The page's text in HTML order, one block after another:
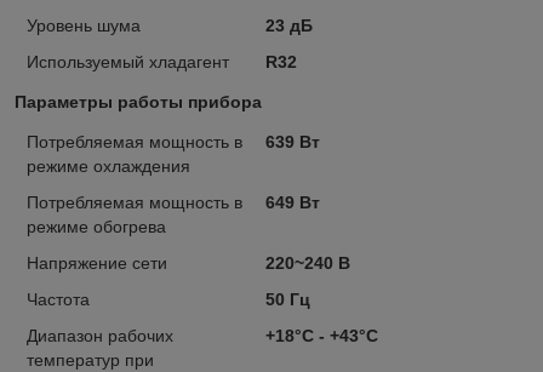
Уровень шума
23 дБ
Используемый хладагент
R32
Параметры работы прибора
Потребляемая мощность в
режиме охлаждения
639 Вт
Потребляемая мощность в
режиме обогрева
649 Вт
Напряжение сети
220~240 В
Частота
50 Гц
Диапазон рабочих
температур при
+18°С - +43°С